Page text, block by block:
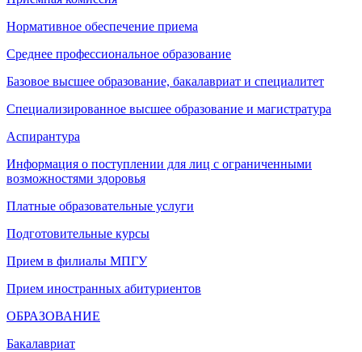
Нормативное обеспечение приема
Среднее профессиональное образование
Базовое высшее образование, бакалавриат и специалитет
Специализированное высшее образование и магистратура
Аспирантура
Информация о поступлении для лиц с ограниченными
возможностями здоровья
Платные образовательные услуги
Подготовительные курсы
Прием в филиалы МПГУ
Прием иностранных абитуриентов
ОБРАЗОВАНИЕ
Бакалавриат